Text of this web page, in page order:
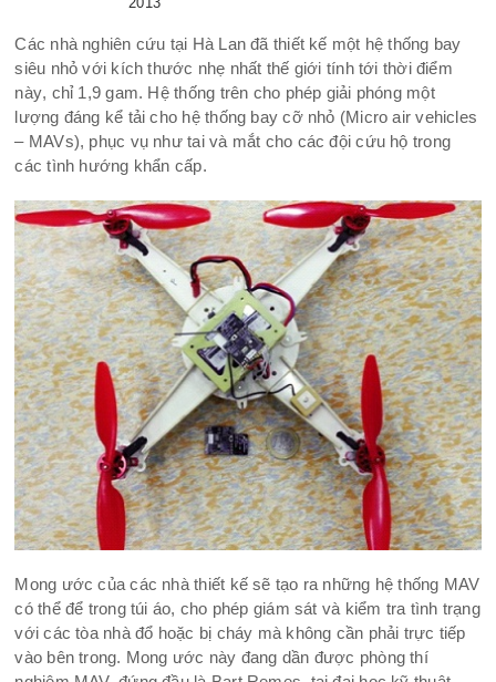
Các nhà nghiên cứu tại Hà Lan đã thiết kế một hệ thống bay
siêu nhỏ với kích thước nhẹ nhất thế giới tính tới thời điểm
này, chỉ 1,9 gam. Hệ thống trên cho phép giải phóng một
lượng đáng kể tải cho hệ thống bay cỡ nhỏ (Micro air vehicles
– MAVs), phục vụ như tai và mắt cho các đội cứu hộ trong
các tình hướng khẩn cấp.
Mong ước của các nhà thiết kế sẽ tạo ra những hệ thống MAV
có thể để trong túi áo, cho phép giám sát và kiểm tra tình trạng
với các tòa nhà đổ hoặc bị cháy mà không cần phải trực tiếp
vào bên trong. Mong ước này đang dần được phòng thí